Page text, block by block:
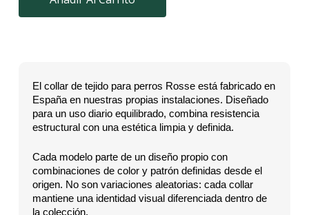
El collar de tejido para perros Rosse está fabricado en
España en nuestras propias instalaciones. Diseñado
para un uso diario equilibrado, combina resistencia
estructural con una estética limpia y definida.
Cada modelo parte de un diseño propio con
combinaciones de color y patrón definidas desde el
origen. No son variaciones aleatorias: cada collar
mantiene una identidad visual diferenciada dentro de
la colección.